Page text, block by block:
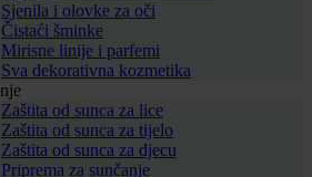
Sjenila i olovke za oči
Čistaći šminke
Mirisne linije i parfemi
Sva dekorativna kozmetika
Zaštita od sunca za lice
Zaštita od sunca za tijelo
Zaštita od sunca za djecu
Priprema za sunčanje